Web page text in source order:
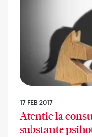
17 FEB 2017
Atentie la
substante